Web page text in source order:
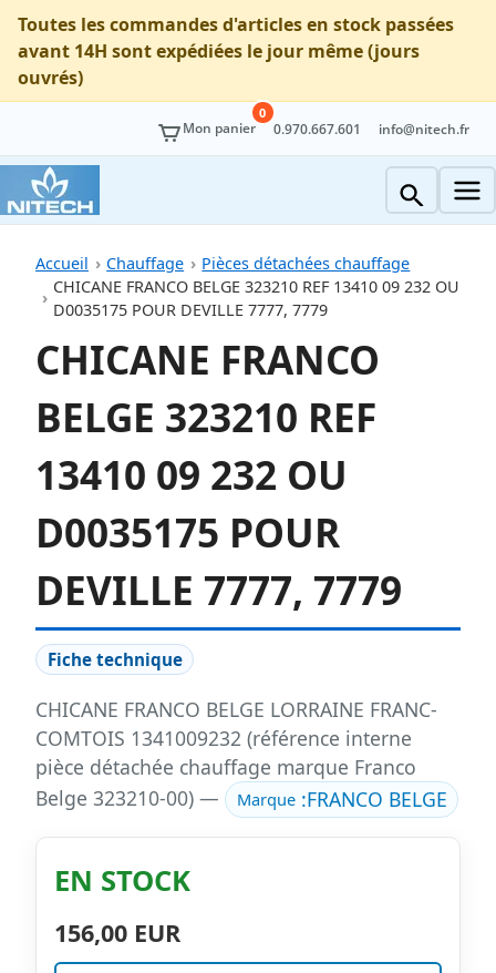
Toutes les commandes d'articles en stock passées
avant 14H sont expédiées le jour même (jours
ouvrés)
Mon panier
0
0.970.667.601 info@nitech.fr
Accueil Chauffage
Pièces détachées chauffage
CHICANE FRANCO BELGE 323210 REF 13410 09 232 OU
D0035175 POUR DEVILLE 7777, 7779
CHICANE FRANCO
BELGE 323210 REF
13410 09 232 OU
D0035175 POUR
DEVILLE 7777, 7779
Fiche technique
CHICANE FRANCO BELGE LORRAINE FRANC-
COMTOIS 1341009232 (référence interne
pièce détachée chauffage marque Franco
Belge 323210-00) —
Marque:FRANCO BELGE
EN STOCK
156,00 EUR